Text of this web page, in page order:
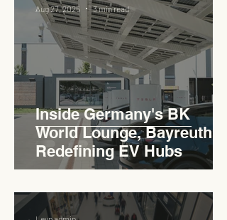
Inside Germany's BK
World Lounge, Bayreuth -
Redefining EV Hubs
Aug 27, 2025
3 min read